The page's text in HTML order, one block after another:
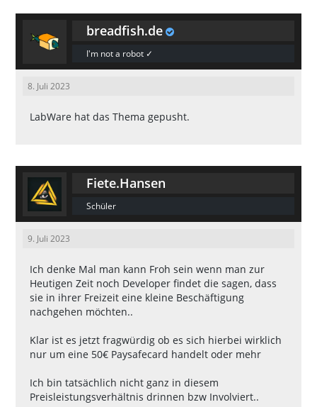
breadfish.de
I'm not a robot ✓
8. Juli 2023
LabWare hat das Thema gepusht.
Fiete.Hansen
Schüler
9. Juli 2023
Ich denke Mal man kann Froh sein wenn man zur
Heutigen Zeit noch Developer findet die sagen, dass
sie in ihrer Freizeit eine kleine Beschäftigung
nachgehen möchten..
Klar ist es jetzt fragwürdig ob es sich hierbei wirklich
nur um eine 50€ Paysafecard handelt oder mehr
Ich bin tatsächlich nicht ganz in diesem
Preisleistungsverhältnis drinnen bzw Involviert..